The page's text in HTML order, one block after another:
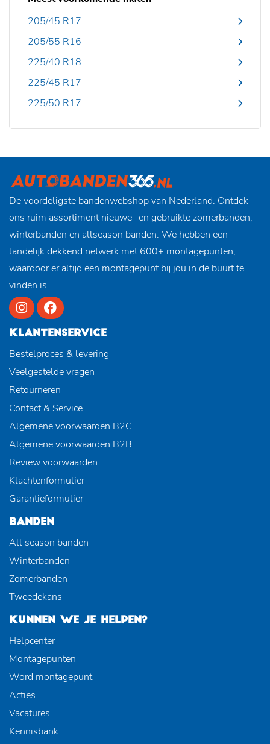
205/45 R17
205/55 R16
225/40 R18
225/45 R17
225/50 R17
De voordeligste bandenwebshop van Nederland. Ontdek
ons ruim assortiment nieuwe- en gebruikte zomerbanden,
winterbanden en allseason banden. We hebben een
landelijk dekkend netwerk met 600+ montagepunten,
waardoor er altijd een montagepunt bij jou in de buurt te
vinden is.
KLANTENSERVICE
Bestelproces & levering
Veelgestelde vragen
Retourneren
Contact & Service
Algemene voorwaarden B2C
Algemene voorwaarden B2B
Review voorwaarden
Klachtenformulier
Garantieformulier
BANDEN
All season banden
Winterbanden
Zomerbanden
Tweedekans
KUNNEN WE JE HELPEN?
Helpcenter
Montagepunten
Word montagepunt
Acties
Vacatures
Kennisbank